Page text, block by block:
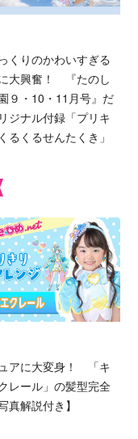
くりのかわいすぎる
大興奮！ 『たのし
９・10・11月号』だ
ジナル付録「プリキ
くるせんたくき」
アに大変身！ 「キ
レール」の髪型完全
真解説付き】